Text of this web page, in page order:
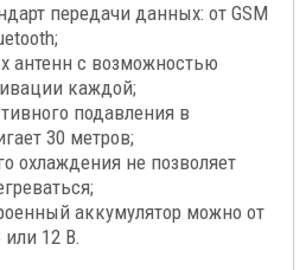
передачи данных: от GSM
антенн с возможностью
каждой;
подавления в
30 метров;
охлаждения не позволяет
аккумулятор можно от
или 12 В.